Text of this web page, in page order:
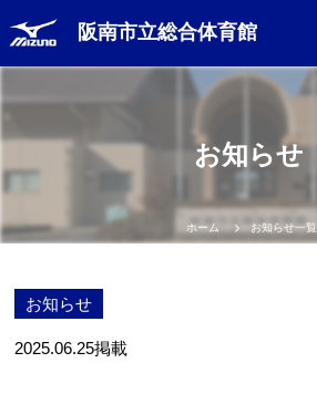
阪南市立総合体育館
お知らせ
ホーム お知らせ一覧
お知らせ
2025.06.25掲載